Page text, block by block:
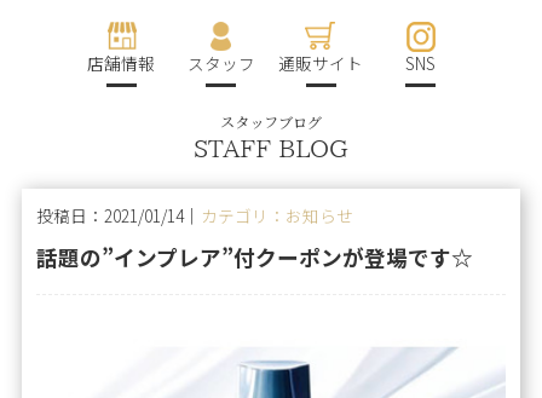
店舗情報 スタッフ 通販サイト SNS
スタッフブログ
STAFF BLOG
投稿日：2021/01/14｜ カテゴリ：お知らせ
話題の”インプレア”付クーポンが登場です☆